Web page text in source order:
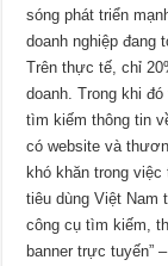
sóng phát triển
doanh nghiệp đang
Trên thực tế, chỉ
doanh. Trong khi
tìm kiếm thông tin
có website và
khó khăn trong
tiêu dùng Việt Nam
công cụ tìm kiếm,
banner trực tuyến”